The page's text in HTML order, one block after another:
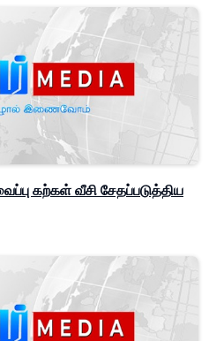
கற்கள் வீசி சேதப்படுத்திய